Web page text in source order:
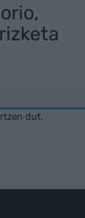
dut.